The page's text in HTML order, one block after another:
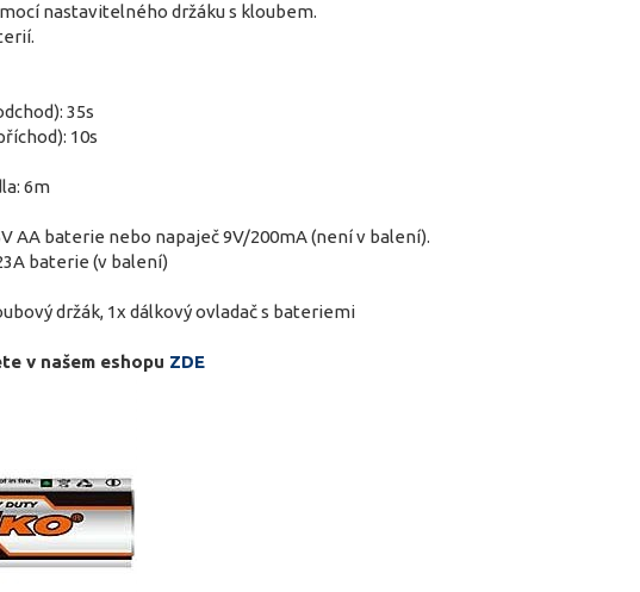
nastavitelného držáku s kloubem.
35s
10s
6m
AA baterie nebo napaječ 9V/200mA (není v balení).
baterie (v balení)
držák, 1x dálkový ovladač s bateriemi
v našem eshopu ZDE